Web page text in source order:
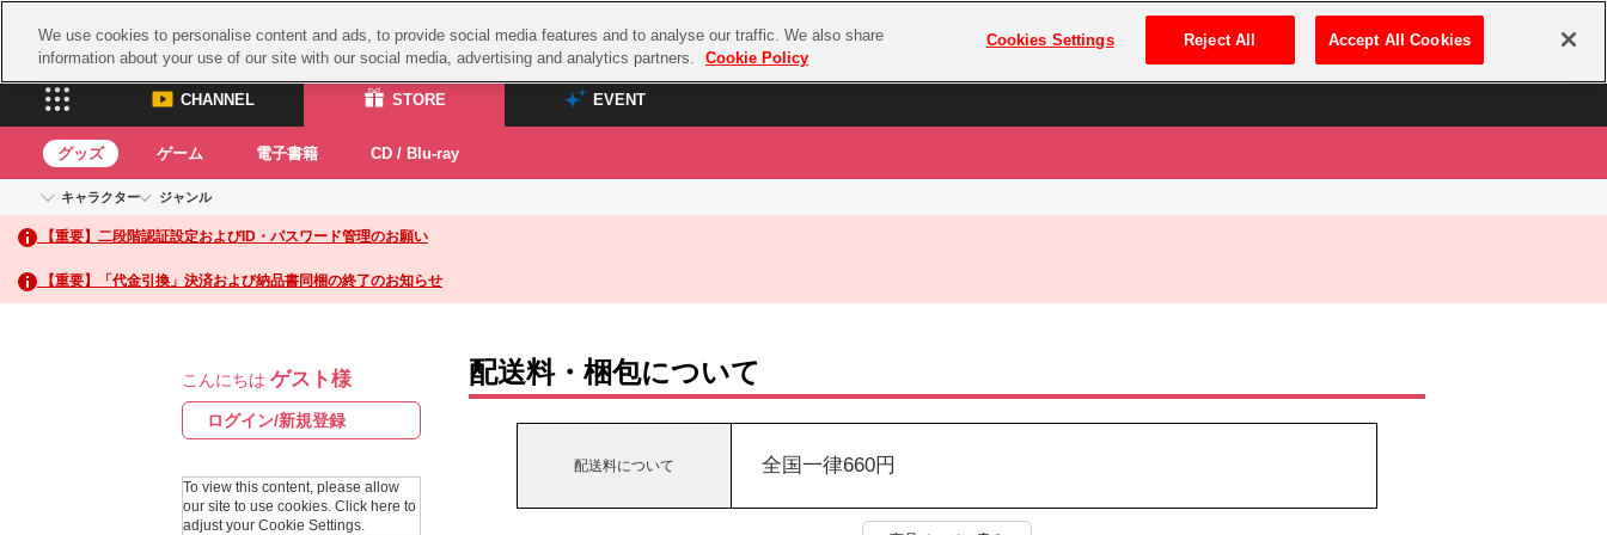
プレミアム会員とは ログイン・新規登録
CHANNEL STORE EVENT
CHANNEL
ASOBI CHANNEL TOP
STORE
ASOBI STORE TOP
グッズ
EVENT
ASOBI STAGE
グッズ ゲーム 電子書籍 CD / Blu-ray
キャラクター
アイドルマスターシリーズ
アイドルマスター
アイドルマスター シンデレラガールズ
アイドルマスター シャイニーカラーズ
学園アイドルマスター
プロジェクトアイマス ヴイアライヴ
テイルズ オブ シリーズ
ナムコクラシック
スサノオマジック
ガンダムシリーズ
ラブライブ！サンシャイン‼
アイドリッシュセブン
ジャンル
イベントグッズ
トイ・ホビー
【重要】二段階認証設定およびID・パスワード管理のお願い
【重要】「代金引換」決済および納品書同梱の終了のお知らせ
こんにちは ゲスト様
ログイン/新規登録
To view this content, please allow
our site to use cookies. Click here to
adjust your Cookie Settings.
配送料・梱包について
配送料について 全国一律660円
We use cookies to personalise content and ads, to provide social media features and to analyse our traffic. We also share
information about your use of our site with our social media, advertising and analytics partners.
Cookie Policy
Cookies Settings Reject All Accept All Cookies